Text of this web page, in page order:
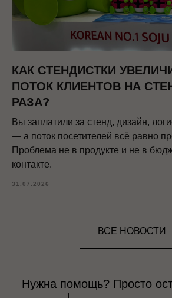
КАК СТЕНДИСТКИ
ПОТОК КЛИЕНТОВ НА
РАЗА?
Вы заплатили за стенд, дизайн,
— а поток посетителей всё равно
Проблема не в продукте и не в
контакте.
31.07.2026
ВСЕ НОВОСТИ
Нужна помощь? Просто